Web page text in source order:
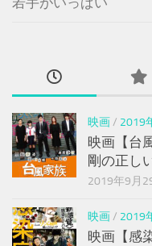
映画/ 2019
映画【台
剛の正し
2019年9月
映画/ 2019
映画【感